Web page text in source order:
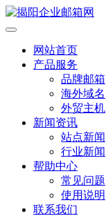
网站首页
产品服务
品牌邮箱
海外域名
外贸主机
新闻资讯
站点新闻
行业新闻
帮助中心
常见问题
使用说明
联系我们